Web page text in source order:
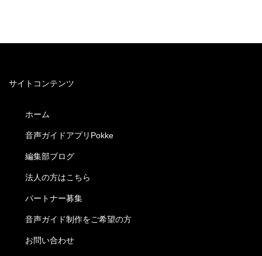
サイトコンテンツ
ホーム
音声ガイドアプリPokke
編集部ブログ
法人の方はこちら
パートナー募集
音声ガイド制作をご希望の方
お問い合わせ